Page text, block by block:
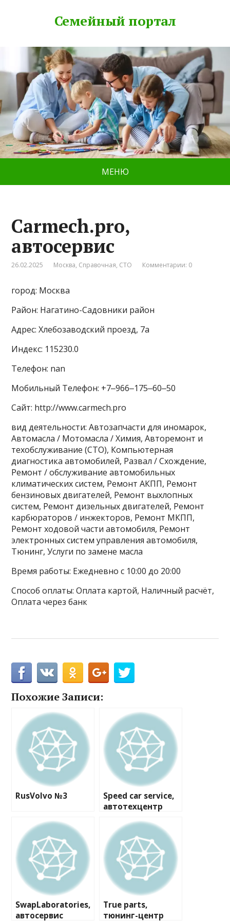
Семейный портал
МЕНЮ
Carmech.pro,
автосервис
26.02.2025 Москва, Справочная, СТО Комментарии: 0
город: Москва
Район: Нагатино-Садовники район
Адрес: Хлебозаводский проезд, 7а
Индекс: 115230.0
Телефон: nan
Мобильный Телефон: +7‒966‒175‒60‒50
Сайт: http://www.carmech.pro
вид деятельности: Автозапчасти для иномарок,
Автомасла / Мотомасла / Химия, Авторемонт и
техобслуживание (СТО), Компьютерная
диагностика автомобилей, Развал / Схождение,
Ремонт / обслуживание автомобильных
климатических систем, Ремонт АКПП, Ремонт
бензиновых двигателей, Ремонт выхлопных
систем, Ремонт дизельных двигателей, Ремонт
карбюраторов / инжекторов, Ремонт МКПП,
Ремонт ходовой части автомобиля, Ремонт
электронных систем управления автомобиля,
Тюнинг, Услуги по замене масла
Время работы: Ежедневно с 10:00 до 20:00
Способ оплаты: Оплата картой, Наличный расчёт,
Оплата через банк
Похожие Записи:
RusVolvo №3
Speed car service,
автотехцентр
SwapLaboratories,
автосервис
True parts,
тюнинг-центр